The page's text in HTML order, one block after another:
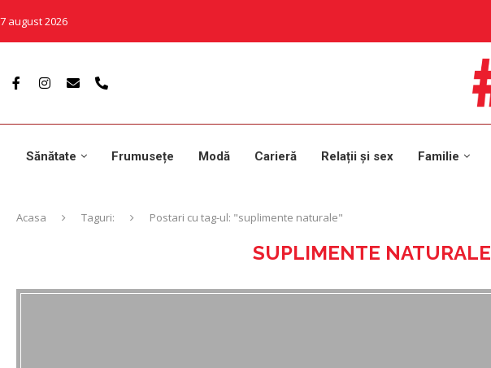
7 august 2026
Sănătate Frumusețe Modă Carieră Relații și sex Familie
Acasa Taguri: Postari cu tag-ul: "suplimente naturale"
SUPLIMENTE NATURALE